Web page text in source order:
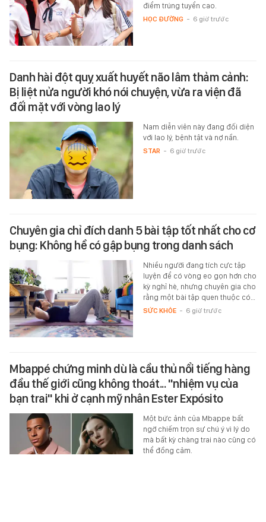
điểm trúng tuyển cao.
HỌC ĐƯỜNG - 6 giờ trước
Danh hài đột quỵ xuất huyết não lâm thảm cảnh:
Bị liệt nửa người khó nói chuyện, vừa ra viện đã
đối mặt với vòng lao lý
Nam diễn viên này đang đối diện
với lao lý, bệnh tật và nợ nần.
STAR - 6 giờ trước
Chuyên gia chỉ đích danh 5 bài tập tốt nhất cho cơ
bụng: Không hề có gập bụng trong danh sách
Nhiều người đang tích cực tập
luyện để có vòng eo gọn hơn cho
kỳ nghỉ hè, nhưng chuyên gia cho
rằng một bài tập quen thuộc có…
SỨC KHỎE - 6 giờ trước
Mbappé chứng minh dù là cầu thủ nổi tiếng hàng
đầu thế giới cũng không thoát... "nhiệm vụ của
bạn trai" khi ở cạnh mỹ nhân Ester Expósito
Một bức ảnh của Mbappe bất
ngờ chiếm trọn sự chú ý vì lý do
mà bất kỳ chàng trai nào cũng có
thể đồng cảm.